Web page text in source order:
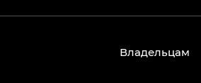
Владельцам